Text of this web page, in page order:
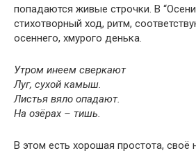
попадаются живые строчки. В
стихотворный ход, ритм,
осеннего, хмурого денька.
Утром инеем сверкают
Луг, сухой камыш.
Листья вяло опадают.
На озёрах – тишь.
В этом есть хорошая простота, своё